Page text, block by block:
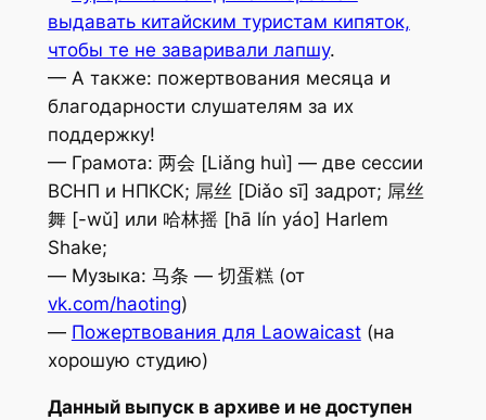
выдавать китайским туристам кипяток,
чтобы те не заваривали лапшу.
— А также: пожертвования месяца и
благодарности слушателям за их
поддержку!
— Грамота: 两会 [Liǎng huì] — две сессии
ВСНП и НПКСК; 屌丝 [Diǎo sī] задрот; 屌丝
舞 [-wǔ] или 哈林摇 [hā lín yáo] Harlem
Shake;
— Музыка: 马条 — 切蛋糕 (от
vk.com/haoting)
— Пожертвования для Laowaicast(на
хорошую студию)
Данный выпуск в архиве и не доступен